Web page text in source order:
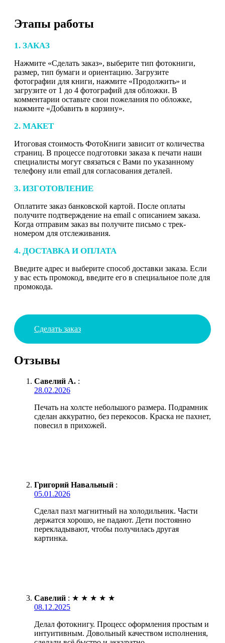
Этапы работы
1. ЗАКАЗ
Нажмите «Сделать заказ», выберите тип фотокниги,
размер, тип бумаги и ориентацию. Загрузите
фотографии для книги, нажмите «Продолжить» и
загрузите от 1 до 4 фотографий для обложки. В
комментарии оставьте свои пожелания по обложке,
нажмите «Добавить в корзину».
2. МАКЕТ
Итоговая стоимость ФотоКниги зависит от количества
страниц. В процессе подготовки заказа к печати наши
специалисты могут связаться с Вами по указанному
телефону или email для согласования деталей.
3. ИЗГОТОВЛЕНИЕ
Оплатите заказ банковской картой. После оплаты
получите подтверждение на email с описанием заказа.
Когда отправим заказ вы получите письмо с трек-
номером для отслеживания.
4. ДОСТАВКА И ОПЛАТА
Введите адрес и выберите способ доставки заказа. Если
у вас есть промокод, введите его в специальное поле для
промокода.
Сделать заказ
Отзывы
Савелий А. :
28.02.2026
Печать на холсте небольшого размера. Подрамник
сделан аккуратно, без перекосов. Краска не пахнет,
повесил в прихожей.
Григорий Навальный :
05.01.2026
Сделал пазл магнитный на холодильник. Части
держатся хорошо, не падают. Дети постоянно
перекладывают, чтобы получилась другая
картинка.
Савелий : ★ ★ ★ ★ ★
08.12.2025
Делал фотокнигу. Процесс оформления простым и
интуитивным. Довольный качеством исполнения,